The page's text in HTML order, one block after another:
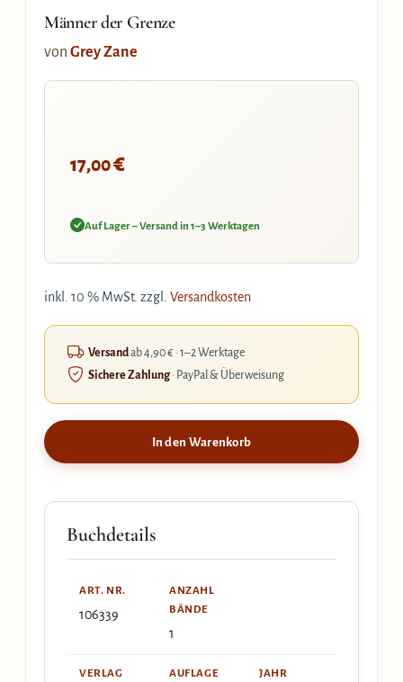
Männer der Grenze
von Grey Zane
17,00€
Auf Lager – Versand in 1–3 Werktagen
inkl. 10 % MwSt. zzgl. Versandkosten
Versandab 4,90 € · 1–2 Werktage
Sichere Zahlung· PayPal & Überweisung
In den Warenkorb
Buchdetails
ART. NR.
106339
ANZAHL
BÄNDE
1
VERLAG AUFLAGE JAHR